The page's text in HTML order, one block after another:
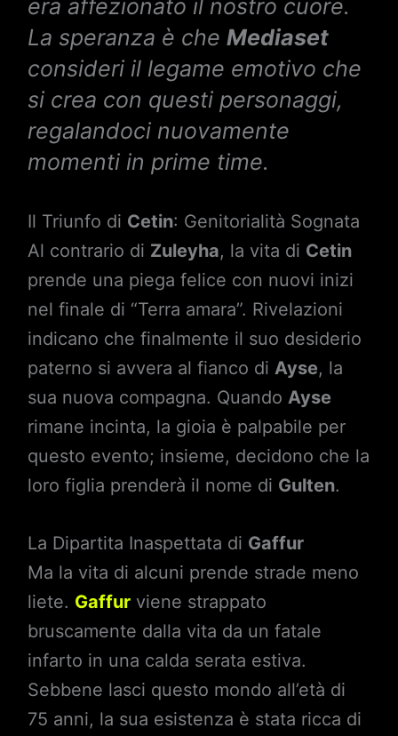
era affezionato il nostro cuore.
La speranza è che Mediaset
consideri il legame emotivo che
si crea con questi personaggi,
regalandoci nuovamente
momenti in prime time.
Il Triunfo di Cetin: Genitorialità Sognata
Al contrario di Zuleyha, la vita di Cetin
prende una piega felice con nuovi inizi
nel finale di “Terra amara”. Rivelazioni
indicano che finalmente il suo desiderio
paterno si avvera al fianco di Ayse, la
sua nuova compagna. Quando Ayse
rimane incinta, la gioia è palpabile per
questo evento; insieme, decidono che la
loro figlia prenderà il nome di Gulten.
La Dipartita Inaspettata di Gaffur
Ma la vita di alcuni prende strade meno
liete. Gaffurviene strappato
bruscamente dalla vita da un fatale
infarto in una calda serata estiva.
Sebbene lasci questo mondo all’età di
75 anni, la sua esistenza è stata ricca di